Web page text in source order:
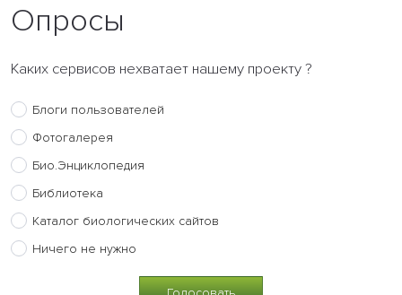
Опросы
Каких сервисов нехватает нашему проекту ?
Блоги пользователей
Фотогалерея
Био.Энциклопедия
Библиотека
Каталог биологических сайтов
Ничего не нужно